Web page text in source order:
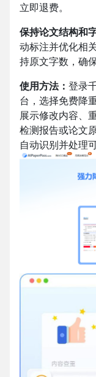
立即退费。
保持论文结构和
动标注并优化相
持原文字数，确
使用方法： 登录
台，选择免费降
展示修改内容、
检测报告或论文
自动识别并处理